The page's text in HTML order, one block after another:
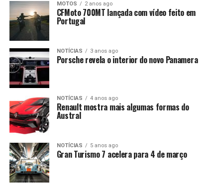
MOTOS 2 anos ago
CFMoto 700MT lançada com vídeo feito em
Portugal
NOTÍCIAS 3 anos ago
Porsche revela o interior do novo Panamera
NOTÍCIAS 4 anos ago
Renault mostra mais algumas formas do
Austral
NOTÍCIAS 5 anos ago
Gran Turismo 7 acelera para 4 de março